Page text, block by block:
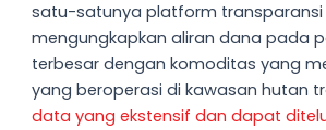
satu-satunya platform
mengungkapkan aliran dana pada
terbesar dengan komoditas yang
yang beroperasi di kawasan hutan
data yang ekstensif dan dapat